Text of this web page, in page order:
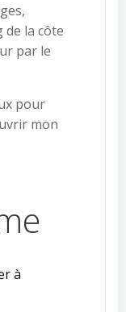
la côte
par le
pour
mon
à